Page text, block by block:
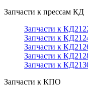
Запчасти к прессам КД
Запчасти к
Запчасти к
Запчасти к
Запчасти к
Запчасти к
Запчасти к КПО